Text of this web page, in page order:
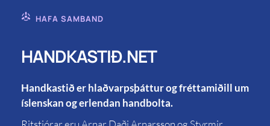
HAFA SAMBAND
HANDKASTIÐ.NET
Handkastið er hlaðvarpsþáttur og fréttamiðill um
íslenskan og erlendan handbolta.